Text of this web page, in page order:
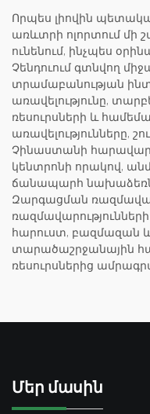
Որպես լիովին
առևտրի ոլորտում մի
ունենում, ինչպես
Չենդուում գտնվող
տրամաբանության
առավելությունը,
ռեսուրսների և
առավելությունները,
Չինաստանի
կենտրոնի որակով,
ճանապարհ
Զարգացման
հարուստ, բազմազան
տարածաշրջանային
ռեսուրսներից
Մեր մասին